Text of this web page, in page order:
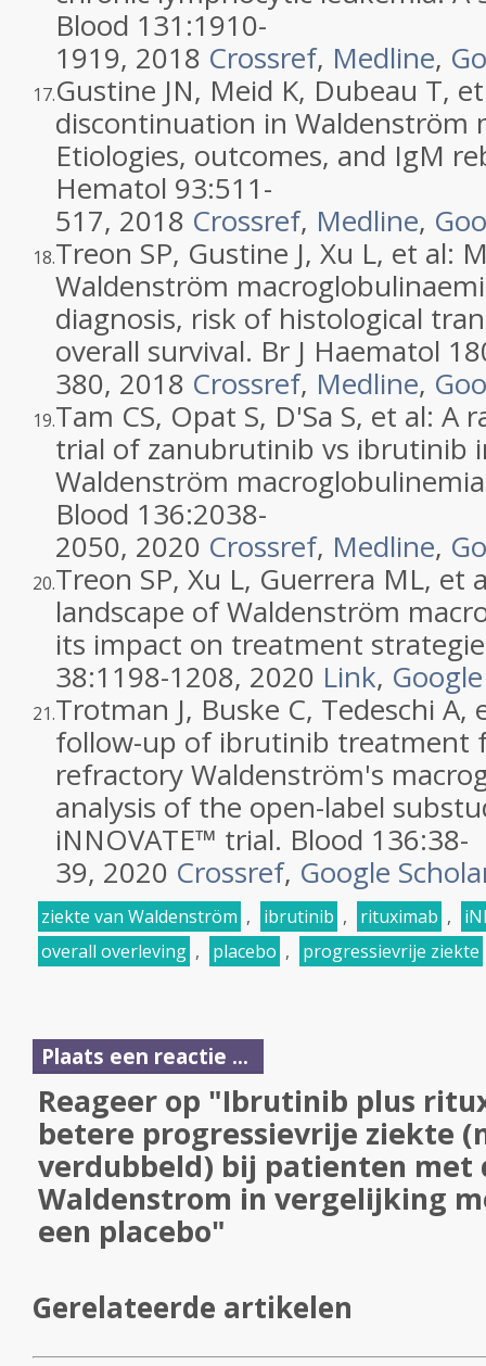
Blood 131:1910-
1919, 2018 Crossref, Medline,
17.Gustine JN, Meid K, Dubeau T,
discontinuation in Waldenström
Etiologies, outcomes, and IgM
Hematol 93:511-
517, 2018 Crossref, Medline,
18.Treon SP, Gustine J, Xu L, et al:
Waldenström
diagnosis, risk of histological
overall survival. Br J Haematol
380, 2018 Crossref, Medline,
19.Tam CS, Opat S, D'Sa S, et al: A
trial of zanubrutinib vs ibrutinib
Waldenström
Blood 136:2038-
2050, 2020 Crossref, Medline,
20.Treon SP, Xu L, Guerrera ML, et
landscape of Waldenström
its impact on treatment
38:1198-1208, 2020 Link,
21.Trotman J, Buske C, Tedeschi A,
follow-up of ibrutinib treatment
refractory Waldenström's
analysis of the open-label
iNNOVATE™ trial. Blood 136:38-
39, 2020 Crossref, Google
ziekte van Waldenström , ibrutinib , rituximab ,
overall overleving , placebo , progressievrije ziekte
Plaats een reactie ...
Reageer op "Ibrutinib plus
betere progressievrije ziekte
verdubbeld) bij patienten met
Waldenstrom in vergelijking
een placebo"
Gerelateerde artikelen